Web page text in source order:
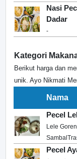
Nasi
Dadar
-
Kategori
Berikut harga dan
unik. Ayo Nikmati
Nama
Pecel
Lele
Pecel